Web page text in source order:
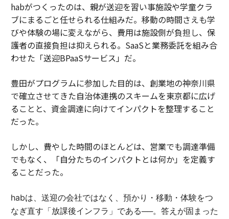
habがつくったのは、親が送迎を習い事施設や学童クラ
ブにまるごと任せられる仕組みだ。移動の時間さえも学
びや体験の場に変えながら、費用は施設側が負担し、保
護者の直接負担は抑えられる。SaaSと業務委託を組み合
わせた「送迎BPaaSサービス」だ。
豊田がプログラムに参加した目的は、創業地の神奈川県
で確立させてきた自治体連携のスキームを東京都に広げ
ることと、資金調達に向けてインパクトを整理すること
だった。
しかし、費やした時間のほとんどは、営業でも調達準備
でもなく、「自分たちのインパクトとは何か」を定義す
ることだった。
habは、送迎の会社ではなく、預かり・移動・体験をつ
なぎ直す「放課後インフラ」である──。答えが固まった